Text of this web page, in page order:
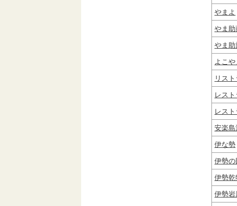
やまよ
やま助
やま助
よこ
リス
レス
レス
安楽島
伊な勢
伊勢
伊勢乾
伊勢岩